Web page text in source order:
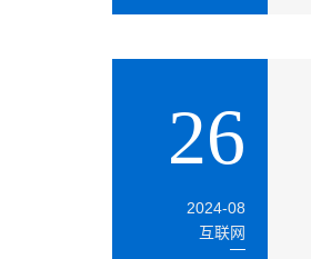
26
2024-08
互联网